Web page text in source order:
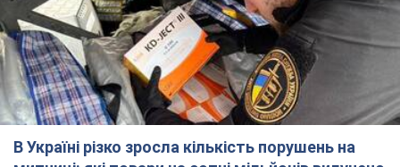
В Україні різко зросла кількість порушень на